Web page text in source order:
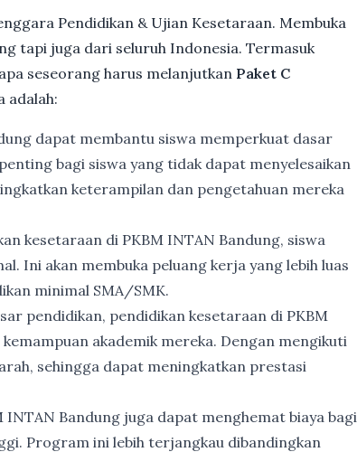
Pendidikan & Ujian Kesetaraan. Membuka
tapi juga dari seluruh Indonesia. Termasuk
seseorang harus melanjutkan Paket C
adalah:
dapat membantu siswa memperkuat dasar
bagi siswa yang tidak dapat menyelesaikan
keterampilan dan pengetahuan mereka
kesetaraan di PKBM INTAN Bandung, siswa
Ini akan membuka peluang kerja yang lebih luas
minimal SMA/SMK.
pendidikan, pendidikan kesetaraan di PKBM
akademik mereka. Dengan mengikuti
sehingga dapat meningkatkan prestasi
Bandung juga dapat menghemat biaya bagi
Program ini lebih terjangkau dibandingkan